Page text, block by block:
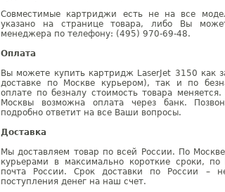
Совместимые картриджи есть не на все
указано на странице товара, либо Вы
менеджера по телефону: (495) 970-69-48.
Оплата
Вы можете купить картридж LaserJet 3150 как
доставке по Москве курьером), так и по
оплате по безналу стоимость товара
Москвы возможна оплата через банк.
подробно ответит на все Ваши вопросы.
Доставка
Мы доставляем товар по всей России. По
курьерами в максимально короткие сроки,
почта России. Срок доставки по России –
поступления денег на наш счет.